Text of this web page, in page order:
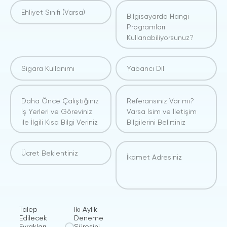
Talep
Edilecek
İki Aylık
Deneme